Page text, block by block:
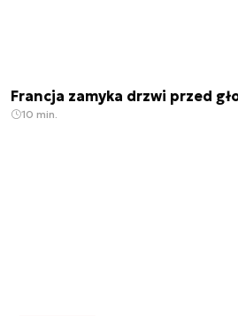
Francja zamyka drzwi przed
10 min.